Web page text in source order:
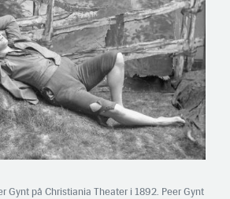
Gynt på Christiania Theater i 1892. Peer Gynt